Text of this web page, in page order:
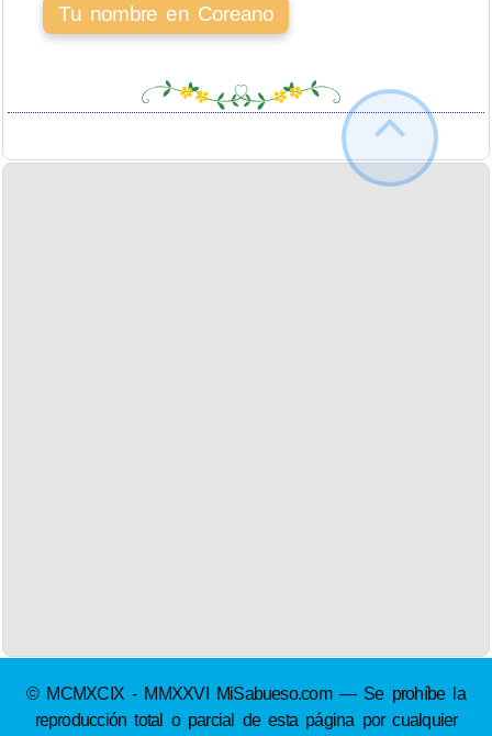
Tu nombre en Coreano
© MCMXCIX - MMXXVI MiSabueso.com — Se prohíbe la
reproducción total o parcial de esta página por cualquier